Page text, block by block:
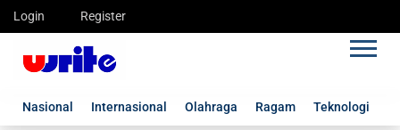
Login Register
Nasional Internasional Olahraga Ragam Teknologi